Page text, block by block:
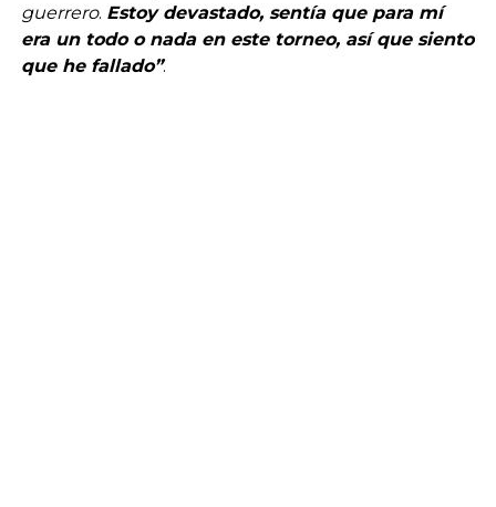
guerrero. Estoy devastado, sentía que para mí
era un todo o nada en este torneo, así que siento
que he fallado”.